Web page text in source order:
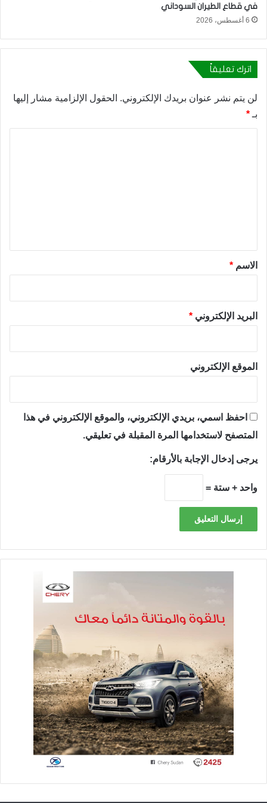
في قطاع الطيران السوداني
6 أغسطس، 2026
اترك تعليقاً
لن يتم نشر عنوان بريدك الإلكتروني. الحقول الإلزامية مشار إليها
بـ *
*الاسم *
البريد الإلكتروني *
الموقع الإلكتروني
احفظ اسمي، بريدي الإلكتروني، والموقع الإلكتروني في هذا
المتصفح لاستخدامها المرة المقبلة في تعليقي.
يرجى إدخال الإجابة بالأرقام:
واحد + ستة =